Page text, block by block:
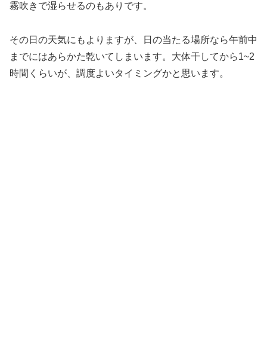
霧吹きで湿らせるのもありです。
その日の天気にもよりますが、日の当たる場所なら午前中
までにはあらかた乾いてしまいます。大体干してから1~2
時間くらいが、調度よいタイミングかと思います。